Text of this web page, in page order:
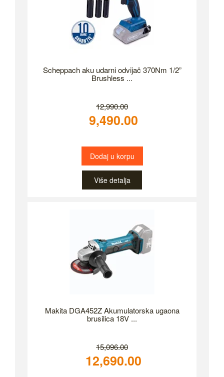
Scheppach aku udarni odvijač 370Nm 1/2”
Brushless ...
12,990.00
9,490.00
Dodaj u korpu
Više detalja
Makita DGA452Z Akumulatorska ugaona
brusilica 18V ...
15,096.00
12,690.00